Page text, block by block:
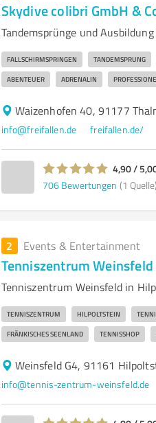
Skydive colibri GmbH &
Tandemsprünge und
FALLSCHIRMSPRINGEN TANDEMSPRUNG
ABENTEUER ADRENALIN
Waizenhofen 40, 91177
info@freifallen.de freifallen.de/
4,90 /
706 Bewertungen (1 Quelle)
2 Events & Entertainment
Tenniszentrum
Tenniszentrum Weinsfeld in
TENNISZENTRUM HILPOLTSTEIN
FRÄNKISCHES SEENLAND TENNISSHOP
Weinsfeld G4, 91161
info@tennis-zentrum-weinsfeld.de